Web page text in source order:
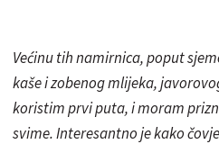
Većinu tih namirnica, poput
kaše i zobenog mlijeka,
koristim prvi puta, i moram
svime. Interesantno je kako